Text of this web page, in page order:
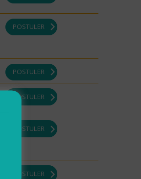
POSTULER
POSTULER
POSTULER
POSTULER
POSTULER